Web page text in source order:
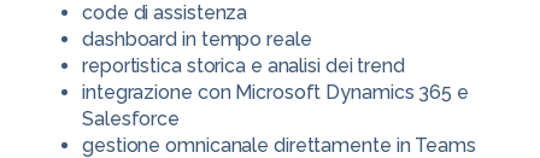
code di assistenza
dashboard in tempo reale
reportistica storica e analisi dei trend
integrazione con Microsoft Dynamics 365 e
Salesforce
gestione omnicanale direttamente in Teams